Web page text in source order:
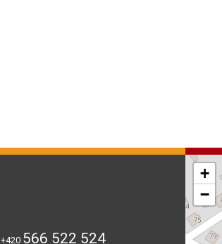
+420 566 522 524
+
−